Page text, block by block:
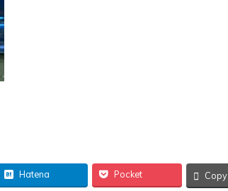
Hatena Pocket Copy